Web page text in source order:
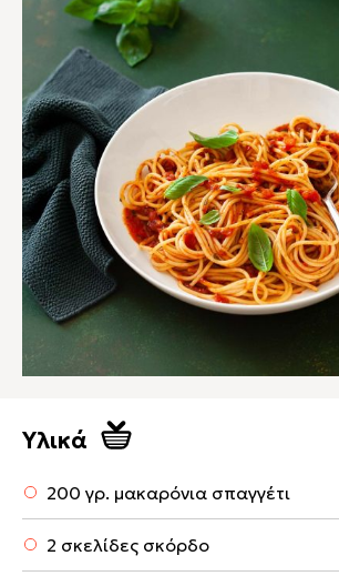
Υλικά
200 γρ. μακαρόνια σπαγγέτι
2 σκελίδες σκόρδο